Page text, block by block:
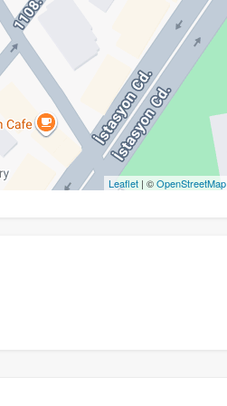
Leaflet | ©OpenStreetMap